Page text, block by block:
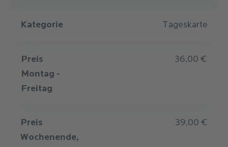
Kategorie Tageskarte
Preis
Montag -
Freitag
36,00 €
Preis
Wochenende,
39,00 €